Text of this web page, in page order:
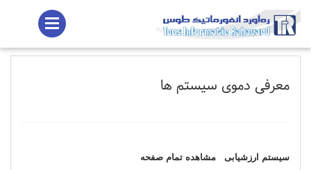
معرفی دموی سیستم ها
سیستم ارزشیابی مشاهده تمام صفحه